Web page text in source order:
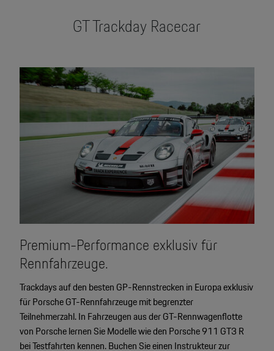
GT Trackday Racecar
Premium-Performance exklusiv für
Rennfahrzeuge.
Trackdays auf den besten GP-Rennstrecken in Europa exklusiv
für Porsche GT-Rennfahrzeuge mit begrenzter
Teilnehmerzahl. In Fahrzeugen aus der GT-Rennwagenflotte
von Porsche lernen Sie Modelle wie den Porsche 911 GT3 R
bei Testfahrten kennen. Buchen Sie einen Instrukteur zur